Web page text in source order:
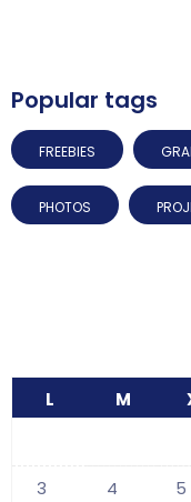
Popular tags
FREEBIES
PHOTOS
L M
3 4 5